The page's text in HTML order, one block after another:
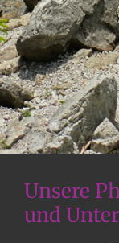
Unsere
und